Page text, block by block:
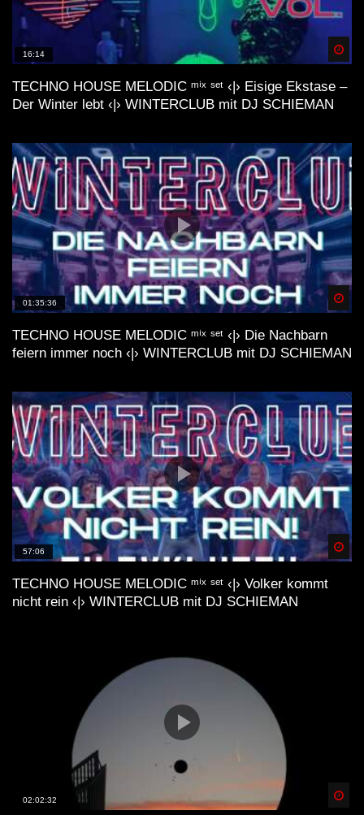
16:14
TECHNO HOUSE MELODIC ᵐⁱˣ ˢᵉᵗ ‹|› Eisige Ekstase –
Der Winter lebt ‹|› WINTERCLUB mit DJ SCHIEMAN
01:35:36
TECHNO HOUSE MELODIC ᵐⁱˣ ˢᵉᵗ ‹|› Die Nachbarn
feiern immer noch ‹|› WINTERCLUB mit DJ SCHIEMAN
57:06
TECHNO HOUSE MELODIC ᵐⁱˣ ˢᵉᵗ ‹|› Volker kommt
nicht rein ‹|› WINTERCLUB mit DJ SCHIEMAN
02:02:32